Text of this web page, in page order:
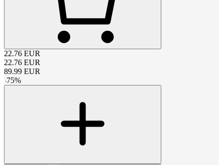
22.76 EUR
22.76 EUR
89.99 EUR
-75%